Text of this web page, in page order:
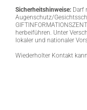
Sicherheitshinweise: Darf
Augenschutz/
herbeiführen. Unter
lokaler und nationaler
Wiederholter Kontakt